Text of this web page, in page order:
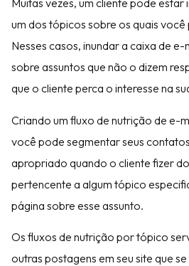
Muitas vezes, um cliente pode
um dos tópicos sobre os quais
Nesses casos, inundar a caixa de
sobre assuntos que não o dizem
que o cliente perca o interesse na
Criando um fluxo de nutrição de e-
você pode segmentar seus
apropriado quando o cliente fizer
pertencente a algum tópico
página sobre esse assunto.
Os fluxos de nutrição por tópico
outras postagens em seu site que